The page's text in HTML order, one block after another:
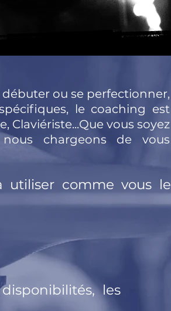
ou se perfectionner,
le coaching est
Claviériste...Que vous soyez
chargeons de vous
utiliser comme vous le
les